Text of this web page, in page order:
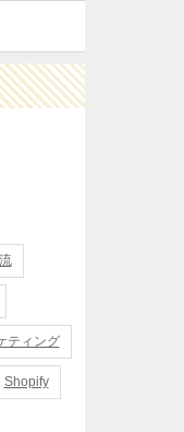
ティング
Shopify